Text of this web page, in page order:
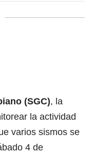
(SGC), la
la actividad
varios sismos se
4 de